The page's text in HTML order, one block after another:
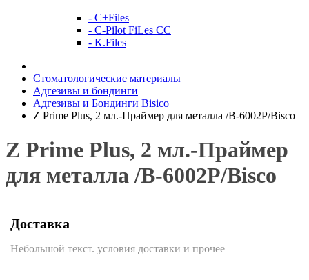
- C+Files
- C-Pilot FiLes CC
- K.Files
Стоматологические материалы
Адгезивы и бондинги
Адгезивы и Бондинги Bisico
Z Prime Plus, 2 мл.-Праймер для металла /В-6002P/Bisco
Z Prime Plus, 2 мл.-Праймер
для металла /В-6002P/Bisco
Доставка
Небольшой текст. условия доставки и прочее